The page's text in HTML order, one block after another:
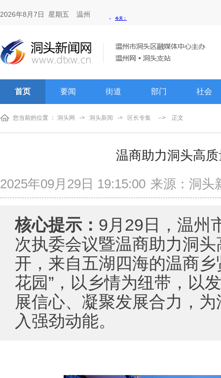
2026年8月7日 星期五 温州
首页 要闻 街道 部门 社会
您当前的位置 ： 洞头网 -> 洞头新闻 -> 区长专集 --> 正文
温商助力洞头高
2025年09月29日 19:15:00 来源：洞头
核心提示： 9月29日，温州
次执委会议暨温商助力洞
开，来自五湖四海的温商
花园”，以乡情为纽带，以
展信心、凝聚发展合力，
入强劲动能。